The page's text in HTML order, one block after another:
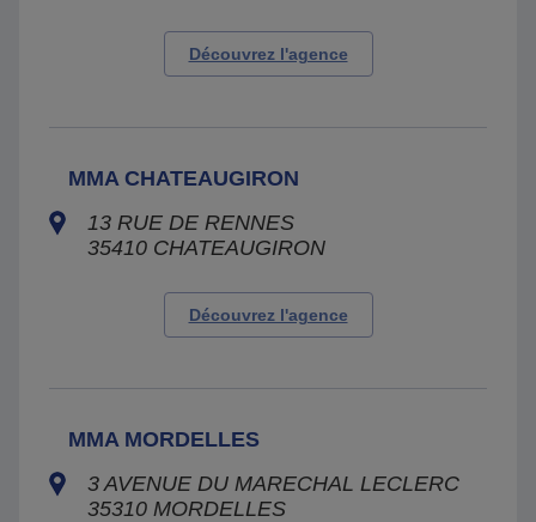
Découvrez l'agence
MMA CHATEAUGIRON
13 RUE DE RENNES
35410 CHATEAUGIRON
Découvrez l'agence
MMA MORDELLES
3 AVENUE DU MARECHAL LECLERC
35310 MORDELLES